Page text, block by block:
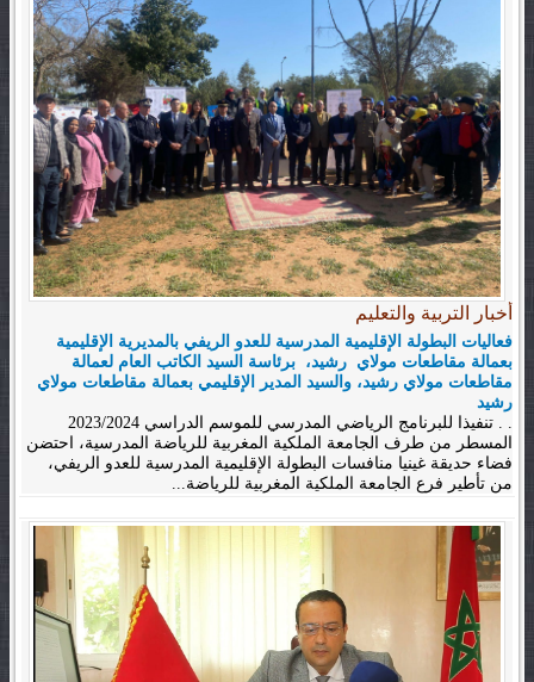
أخبار التربية والتعليم
فعاليات البطولة الإقليمية المدرسية للعدو الريفي بالمديرية الإقليمية
بعمالة مقاطعات مولاي رشيد، برئاسة السيد الكاتب العام لعمالة
مقاطعات مولاي رشيد، والسيد المدير الإقليمي بعمالة مقاطعات مولاي
رشيد
. . تنفيذا للبرنامج الرياضي المدرسي للموسم الدراسي 2023/2024
المسطر من طرف الجامعة الملكية المغربية للرياضة المدرسية، احتضن
فضاء حديقة غينيا منافسات البطولة الإقليمية المدرسية للعدو الريفي،
من تأطير فرع الجامعة الملكية المغربية للرياضة...